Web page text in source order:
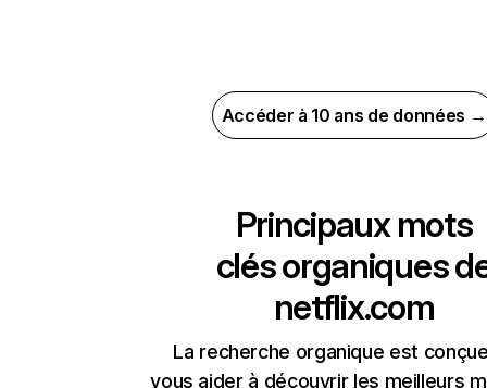
Accéder à 10 ans de données →
Principaux mots
clés organiques
netflix.com
La recherche organique est
vous aider à découvrir les meilleurs